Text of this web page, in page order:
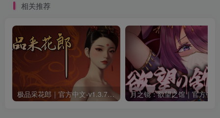
相关推荐
极品采花郎｜官方中文-v1.3.7+满金币初始存档+通关存档｜7.11G｜免安装